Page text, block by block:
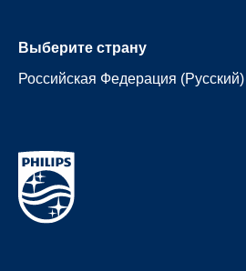
Выберите страну
Российская Федерация (Русский)